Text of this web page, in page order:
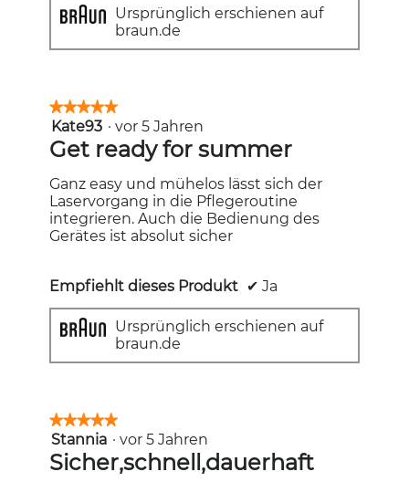
Ursprünglich erschienen auf
braun.de
★★★★★
★★★★★
5
von
5
Sternen.
Kate93 · vor 5 Jahren
Get ready for summer
Ganz easy und mühelos lässt sich der
Laservorgang in die Pflegeroutine
integrieren. Auch die Bedienung des
Gerätes ist absolut sicher
Empfiehlt dieses Produkt ✔ Ja
Ursprünglich erschienen auf
braun.de
★★★★★
★★★★★
5
von
5
Stannia · vor 5 Jahren
Sicher,schnell,dauerhaft